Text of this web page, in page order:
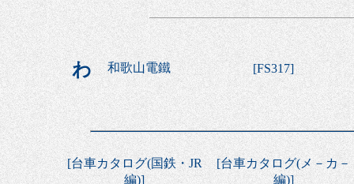
わ 和歌山電鐵 [FS317]
[台車カタログ(国鉄・JR
編)]
[台車カタログ(メ－カ－
編)]